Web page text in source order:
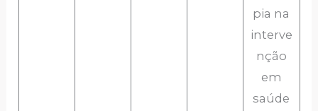
pia na
interve
nção
em
saúde